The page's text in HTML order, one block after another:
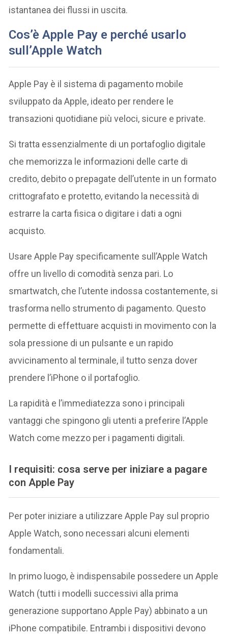
istantanea dei flussi in uscita.
Cos’è Apple Pay e perché usarlo
sull’Apple Watch
Apple Pay è il sistema di pagamento mobile
sviluppato da Apple, ideato per rendere le
transazioni quotidiane più veloci, sicure e private.
Si tratta essenzialmente di un portafoglio digitale
che memorizza le informazioni delle carte di
credito, debito o prepagate dell’utente in un formato
crittografato e protetto, evitando la necessità di
estrarre la carta fisica o digitare i dati a ogni
acquisto.
Usare Apple Pay specificamente sull’Apple Watch
offre un livello di comodità senza pari. Lo
smartwatch, che l’utente indossa costantemente, si
trasforma nello strumento di pagamento. Questo
permette di effettuare acquisti in movimento con la
sola pressione di un pulsante e un rapido
avvicinamento al terminale, il tutto senza dover
prendere l’iPhone o il portafoglio.
La rapidità e l’immediatezza sono i principali
vantaggi che spingono gli utenti a preferire l’Apple
Watch come mezzo per i pagamenti digitali.
I requisiti: cosa serve per iniziare a pagare
con Apple Pay
Per poter iniziare a utilizzare Apple Pay sul proprio
Apple Watch, sono necessari alcuni elementi
fondamentali.
In primo luogo, è indispensabile possedere un Apple
Watch (tutti i modelli successivi alla prima
generazione supportano Apple Pay) abbinato a un
iPhone compatibile. Entrambi i dispositivi devono